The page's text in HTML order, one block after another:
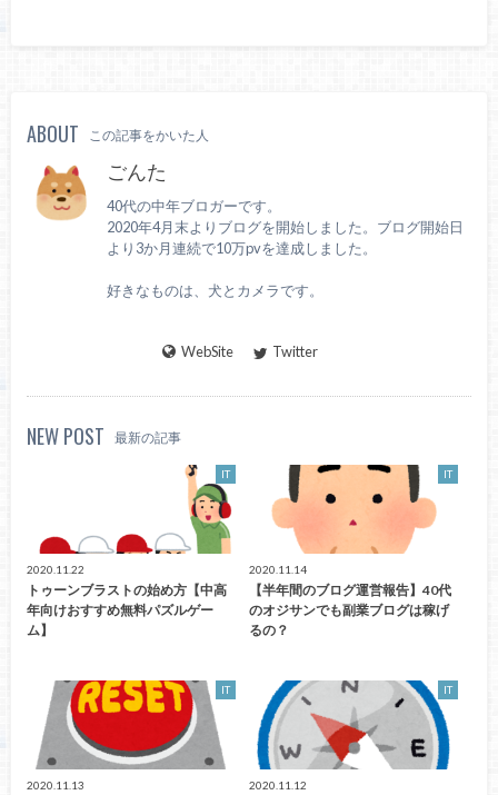
ABOUT この記事をかいた人
ごんた
40代の中年ブロガーです。
2020年4月末よりブログを開始しました。ブログ開始日
より3か月連続で10万pvを達成しました。
好きなものは、犬とカメラです。
WebSite Twitter
NEW POST 最新の記事
IT
2020.11.22
トゥーンブラストの始め方【中高
年向けおすすめ無料パズルゲー
ム】
IT
2020.11.14
【半年間のブログ運営報告】40代
のオジサンでも副業ブログは稼げ
るの？
IT
2020.11.13
IT
2020.11.12